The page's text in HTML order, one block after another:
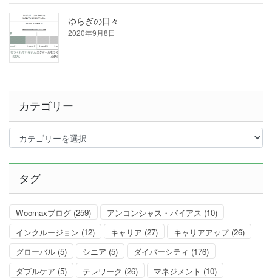
ゆらぎの日々
2020年9月8日
カテゴリー
カ
テ
タグ
Woomaxブログ (259) アンコンシャス・バイアス (10)
インクルージョン (12) キャリア (27) キャリアアップ(26)
グローバル (5) シニア (5) ダイバーシティ (176)
ダブルケア (5) テレワーク (26) マネジメント (10)